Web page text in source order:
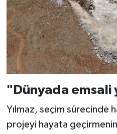
"Dünyada emsali
Yılmaz, seçim sürecinde
projeyi hayata geçirmenin